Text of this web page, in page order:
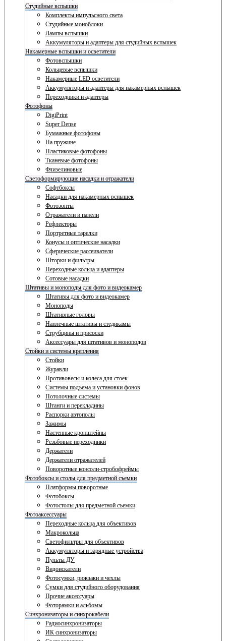
Студийные вспышки
Комплекты импульсного света
Студийные моноблоки
Лампы вспышки
Аккумуляторы и адаптеры для студийных вспышек
Накамерные вспышки и осветители
Фотовспышки
Кольцевые вспышки
Накамерные LED осветители
Аккумуляторы и адаптеры для накамерных вспышек
Переходники и адаптеры
Фотофоны
DigiPrint
Super Dense
Бумажные фотофоны
На пружине
Пластиковые фотофоны
Тканевые фотофоны
Флизелиновые
Светоформирующие насадки и отражатели
Софтбоксы
Насадки для накамерных вспышек
Фотозонты
Отражатели и панели
Рефлекторы
Портретные тарелки
Конусы и оптические насадки
Сферические рассеиватели
Шторки и фильтры
Переходные кольца и адаптеры
Сотовые насадки
Штативы и моноподы для фото и видеокамер
Штативы для фото и видеокамер
Моноподы
Штативные головы
Наплечные штативы и стедикамы
Струбцины и присоски
Аксессуары для штативов и моноподов
Стойки и системы крепления
Стойки
Журавли
Противовесы и колеса для стоек
Системы подъема и установки фонов
Потолочные системы
Штанги и перекладины
Распорки автополы
Зажимы
Настенные кронштейны
Резьбовые переходники
Держатели
Держатели отражателей
Поворотные консоли-стробофреймы
Фотобоксы и столы для предметной съемки
Платформы поворотные
Фотобоксы
Фотостолы для предметной съемки
Фотоаксессуары
Переходные кольца для объективов
Макрокольца
Светофильтры для объективов
Аккумуляторы и зарядные устройства
Пульты ДУ
Видоискатели
Фотосумки, рюкзаки и чехлы
Сумки для студийного оборудования
Прочие аксессуары
Фоторамки и альбомы
Синхронизаторы и синхрокабели
Радиосинхронизаторы
ИК синхронизаторы